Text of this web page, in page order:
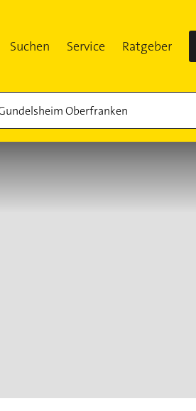
Suchen Service Ratgeber